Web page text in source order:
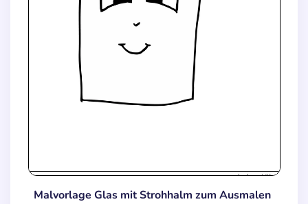
Malvorlage Glas mit Strohhalm zum Ausmalen